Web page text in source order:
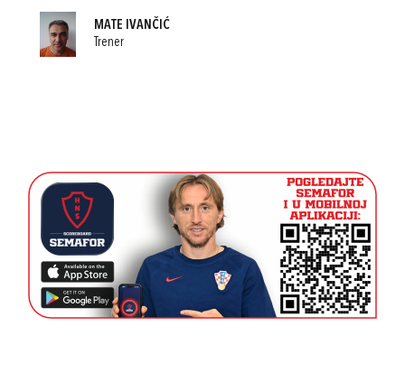
MATE IVANČIĆ
Trener